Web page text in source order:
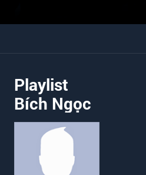
Playlist
Bích Ngọc